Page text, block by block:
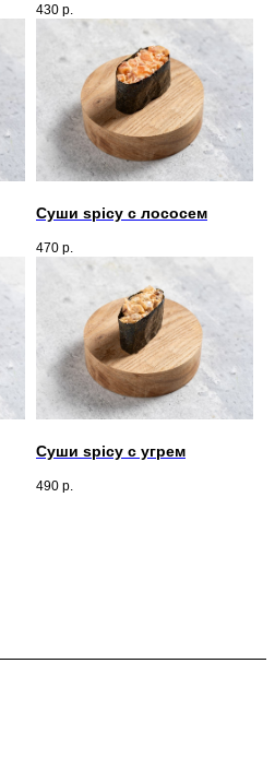
430 р.
Суши spicy с лососем
470 р.
Суши spicy c угрем
490 р.